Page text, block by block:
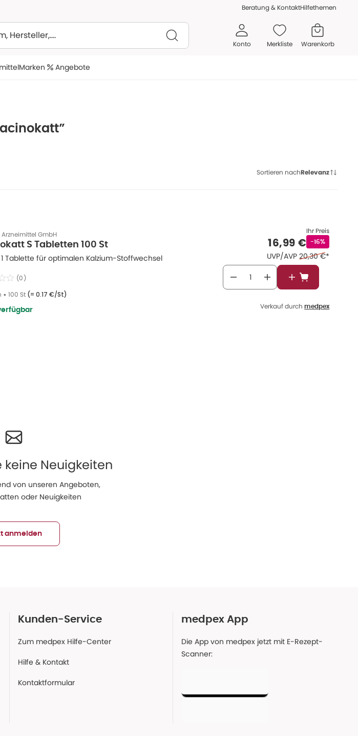
Beratung & KontaktHilfethemen
Konto Merkliste Warenkorb
Marken Angebote
Sortieren nachRelevanz
GmbH
S Tabletten 100 St
Tablette für optimalen Kalzium-Stoffwechsel
(0)
• 100 St (= 0.17 €/St)
Ihr Preis
Verkaufspreis
16,99 €Rabattstempel
-16%
UVP/AVP Ehemaliger Preis
20,30 €*
In den
Verkauf durch medpex
keine Neuigkeiten
von unseren Angeboten,
oder Neuigkeiten
anmelden
Kunden-Service
Zum medpex Hilfe-Center
Hilfe & Kontakt
Kontaktformular
medpex App
Die App von medpex jetzt mit E-Rezept-
Scanner: